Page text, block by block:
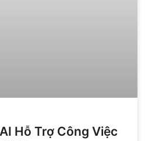
Hỗ Trợ Công Việc